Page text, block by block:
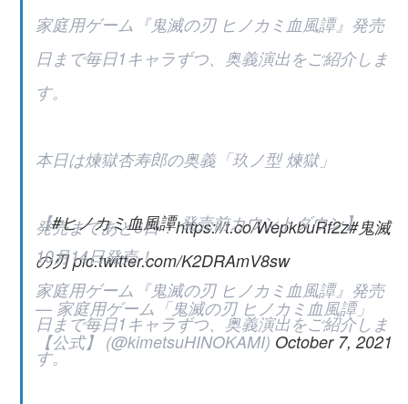
家庭用ゲーム『鬼滅の刃 ヒノカミ血風譚』発売
日まで毎日1キャラずつ、奥義演出をご紹介しま
す。
本日は煉󠄁獄杏寿郎の奥義「玖ノ型 煉󠄁獄」
発売まであと6日！https://t.co/WepkbuRf2z#鬼滅
の刃 pic.twitter.com/K2DRAmV8sw
— 家庭用ゲーム「鬼滅の刃 ヒノカミ血風譚」
【公式】 (@kimetsuHINOKAMI) October 7, 2021
【#ヒノカミ血風譚発売前カウントダウン】
10月14日発売！
家庭用ゲーム『鬼滅の刃 ヒノカミ血風譚』発売
日まで毎日1キャラずつ、奥義演出をご紹介しま
す。